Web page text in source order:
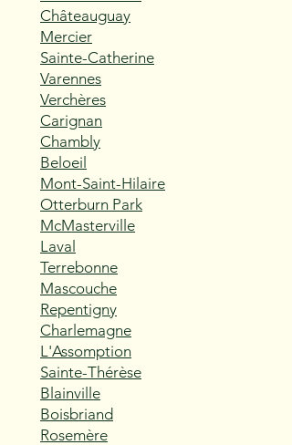
Châteauguay
Mercier
Sainte-Catherine
Varennes
Verchères
Carignan
Chambly
Beloeil
Mont-Saint-Hilaire
Otterburn Park
McMasterville
Laval
Terrebonne
Mascouche
Repentigny
Charlemagne
L'Assomption
Sainte-Thérèse
Blainville
Boisbriand
Rosemère